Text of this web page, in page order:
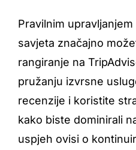
Pravilnim
savjeta značajno
rangiranje na
pružanju izvrsne
recenzije i koristite
kako biste dominirali
uspjeh ovisi o